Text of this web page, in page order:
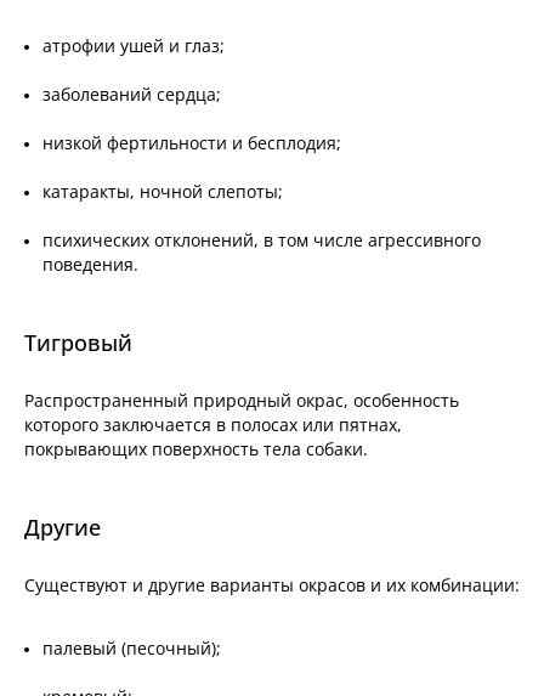
атрофии ушей и глаз;
заболеваний сердца;
низкой фертильности и бесплодия;
катаракты, ночной слепоты;
психических отклонений, в том числе агрессивного
поведения.
Тигровый
Распространенный природный окрас, особенность
которого заключается в полосах или пятнах,
покрывающих поверхность тела собаки.
Другие
Существуют и другие варианты окрасов и их комбинации:
палевый (песочный);